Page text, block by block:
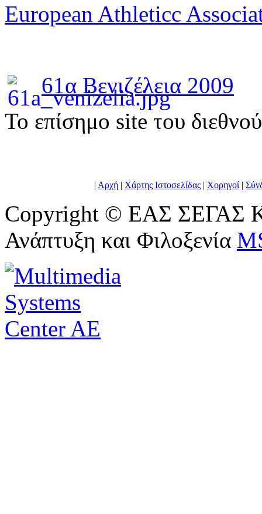
European Athleticc
61α Βενιζέλεια 2009
To επίσημο site του
| Αρχή | Χάρτης Ιστοσελίδας | Χορηγοί |
Copyright © ΕΑΣ ΣΕΓΑΣ
Ανάπτυξη και Φιλοξενία